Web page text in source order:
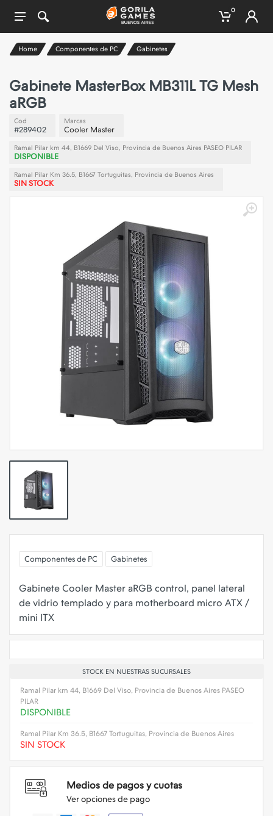
0
Home Componentes de PC Gabinetes
Gabinete MasterBox MB311L TG Mesh
aRGB
Cod
#289402
Marcas
Cooler Master
Ramal Pilar km 44, B1669 Del Viso, Provincia de Buenos Aires PASEO PILAR
DISPONIBLE
Ramal Pilar Km 36.5, B1667 Tortuguitas, Provincia de Buenos Aires
SIN STOCK
Componentes de PC Gabinetes
Gabinete Cooler Master aRGB control, panel lateral
de vidrio templado y para motherboard micro ATX /
STOCK EN NUESTRAS SUCURSALES
Ramal Pilar km 44, B1669 Del Viso, Provincia de Buenos Aires PASEO
PILAR
DISPONIBLE
Ramal Pilar Km 36.5, B1667 Tortuguitas, Provincia de Buenos Aires
SIN STOCK
Medios de pagos y cuotas
Ver opciones de pago